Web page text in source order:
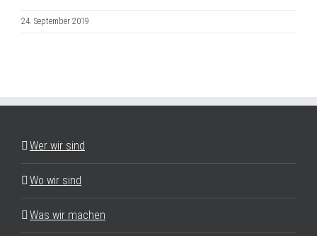
24. September 2019
Wer wir sind
Wo wir sind
Was wir machen